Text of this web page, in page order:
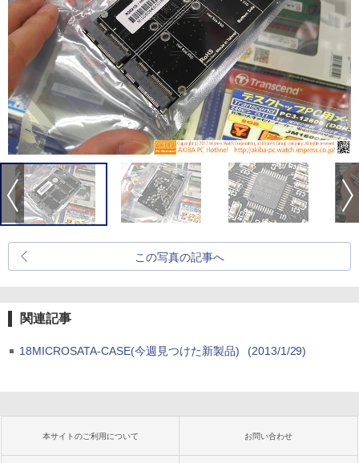
この写真の記事へ
関連記事
18MICROSATA-CASE(今週見つけた新製品) (2013/1/29)
本サイトのご利用について お問い合わせ